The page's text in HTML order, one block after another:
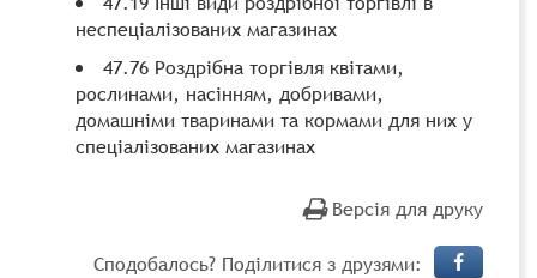
неспеціалізованих магазинах
47.76 Роздрібна торгівля квітами,
рослинами, насінням, добривами,
домашніми тваринами та кормами для них у
спеціалізованих магазинах
Версія для друку
Сподобалось? Поділитися з друзями: